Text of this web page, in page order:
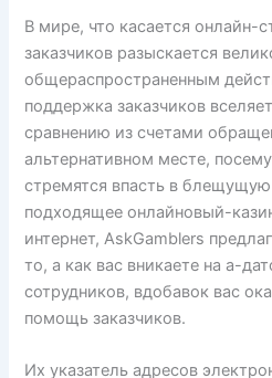
В мире, что касается онлайн-
заказчиков разыскается
общераспространенным
поддержка заказчиков
сравнению из счетами
альтернативном месте,
стремятся впасть в
подходящее онлайновый-
интернет, AskGamblers
то, а как вас вникаете на а-
сотрудников, вдобавок вас
помощь заказчиков.
Их указатель адресов